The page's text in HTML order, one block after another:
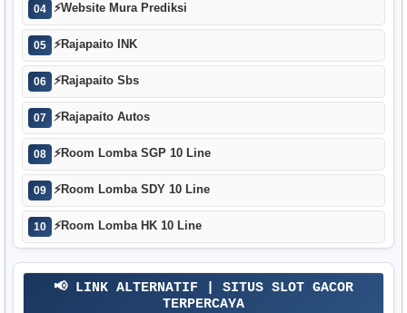
04 ⚡Website Mura Prediksi
05 ⚡Rajapaito INK
06 ⚡Rajapaito Sbs
07 ⚡Rajapaito Autos
08 ⚡Room Lomba SGP 10 Line
09 ⚡Room Lomba SDY 10 Line
10 ⚡Room Lomba HK 10 Line
📢 LINK ALTERNATIF | SITUS SLOT GACOR
TERPERCAYA